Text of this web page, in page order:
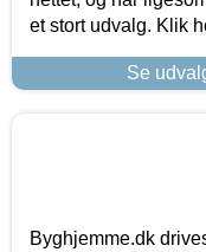
et stort udvalg. Klik
Se
Byghjemme.dk